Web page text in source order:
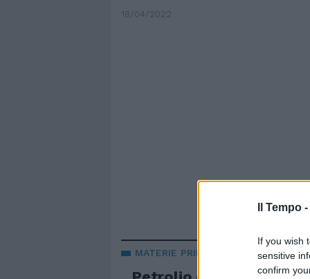
Il Tempo -
If you wish
sensitive
confirm
18/04/2022
MATERIE PRIME